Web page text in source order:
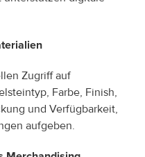
Zugriff auf
Farbe, Finish,
und Verfügbarkeit,
aufgeben.